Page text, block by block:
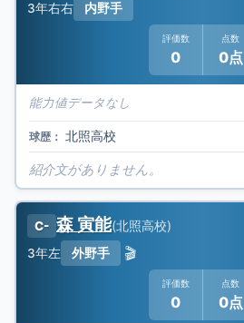
3年右右 内野手
評価数
0
点数
0点
能力値データなし
球歴： 北照高校
紹介文がありません。
C- 森 寅能(北照高校)
3年左 外野手 🎬
評価数
0
点数
0点